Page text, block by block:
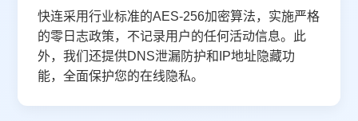
快连采用行业标准的AES-256加密算法，实施严格
的零日志政策，不记录用户的任何活动信息。此
外，我们还提供DNS泄漏防护和IP地址隐藏功
能，全面保护您的在线隐私。